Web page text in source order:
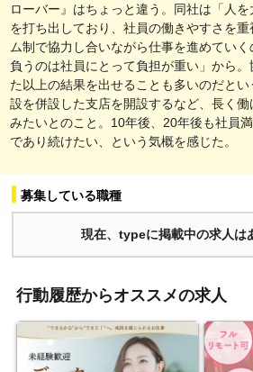
ローバー』はちょっと違う。同社は「人
を打ち出しており、社員の働きやすさを
ム制で協力し合いながら仕事を進めてい
負うのは社員にとって負担が重い」から
た以上の結果を出せることも多いのだと
設を併設した支店を開設するなど、長く
みたいとのこと。10年後、20年後も社員
であり続けたい、という気概を感じた。
募集している職種
現在、typeに掲載中の求人は
行動履歴からオススメの求人